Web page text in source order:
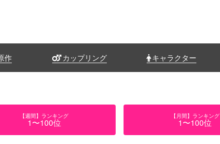
作 カップリング キャラクター
【週間】ランキング
1〜100位
【月間】ランキング
1〜100位